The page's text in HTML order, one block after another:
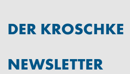
DER KROSCHKE
NEWSLETTER